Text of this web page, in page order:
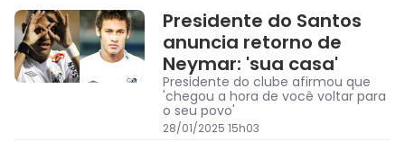
Presidente do Santos
anuncia retorno de
Neymar: 'sua casa'
Presidente do clube afirmou que
'chegou a hora de você voltar para
o seu povo'
28/01/2025 15h03